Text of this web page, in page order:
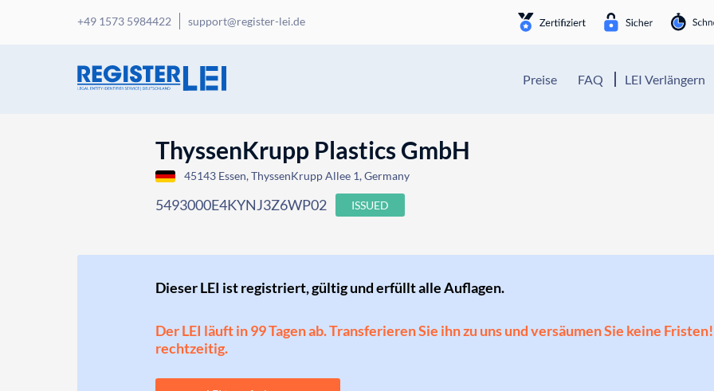
+49 1573 5984422 support@register-lei.de
Preise FAQ LEI Verlängern
ThyssenKrupp Plastics GmbH
45143 Essen, ThyssenKrupp Allee 1, Germany
5493000E4KYNJ3Z6WP02 ISSUED
Dieser LEI ist registriert, gültig und erfüllt alle Auflagen.
Der LEI läuft in 99 Tagen ab. Transferieren Sie ihn zu uns und versäumen Sie keine
rechtzeitig.